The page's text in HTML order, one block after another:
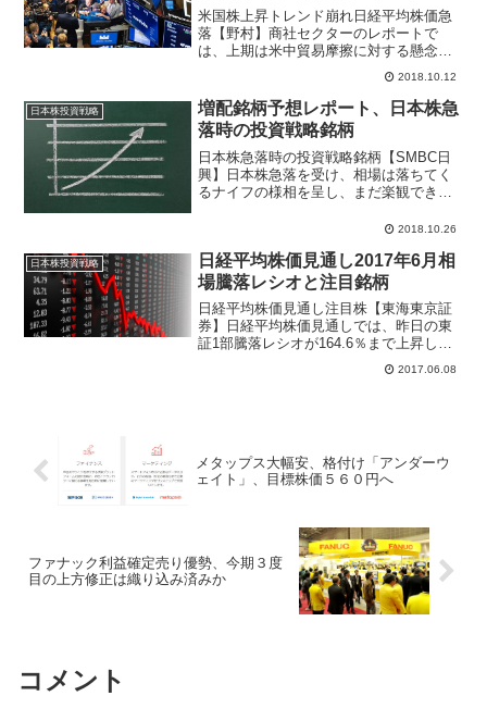
米国株上昇トレンド崩れ日経平均株価急
落【野村】商社セクターのレポートで
は、上期は米中貿易摩擦に対する懸念を
背景に非鉄市況が弱含んだものの、石炭
や原油市況が高水準で推移したことで、
全般的には資源分野が好調に推移したと
指摘。各社進捗率は48％～...
2018.10.12
日本株投資戦略
増配銘柄予想レポート、日本株急
落時の投資戦略銘柄
日本株急落時の投資戦略銘柄【SMBC日
興】日本株急落を受け、相場は落ちてく
るナイフの様相を呈し、まだ楽観できる
化に歯止めが掛からない、貿易戦争が長
悪化し始める、となった...
2018.10.26
日本株投資戦略
日経平均株価見通し2017年6月相
場騰落レシオと注目銘柄
日経平均株価見通し注目株【東海東京証
券】日経平均株価見通しでは、昨日の東
証1部騰落レシオが164.6％まで上昇した
ことを受け、騰落レシオは政策転換やそ
れまでのレンジ相場を上抜ける上昇局面
2017.06.08
メタップス大幅安、格付け「アンダーウ
ェイト」、目標株価５６０円へ
ファナック利益確定売り優勢、今期３度
目の上方修正は織り込み済みか
コメント